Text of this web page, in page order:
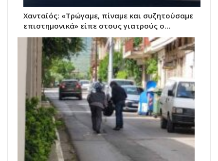
Χανταϊός: «Τρώγαμε, πίναμε και συζητούσαμε
επιστημονικά» είπε στους γιατρούς ο…